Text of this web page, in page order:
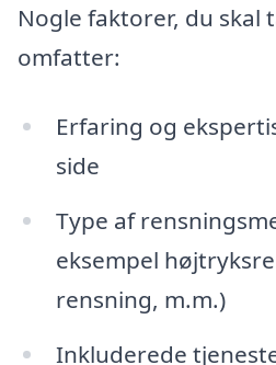
Nogle faktorer, du skal
omfatter:
Erfaring og
side
Type af
eksempel
rensning, m.m.)
Inkluderede